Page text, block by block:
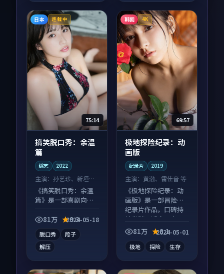
日本 连载中
75:14
搞笑脱口秀：余温
篇
综艺 2022
主演： 孙艺珍、新垣结
衣 等
《搞笑脱口秀：余温
篇》是一部喜剧向综
行，细节值得二刷回
81万 9.3
2024-05-18
脱口秀
段子
解压
韩国 4K
69:57
极地探险纪录：动
画版
纪录片 2019
主演： 黄渤、雷佳音 等
《极地探险纪录：动
画版》是一部冒险向
纪录片作品，口碑持
续发酵，适合周末一
口气刷完。
81万 8.1
2024-05-01
极地 探险 生存